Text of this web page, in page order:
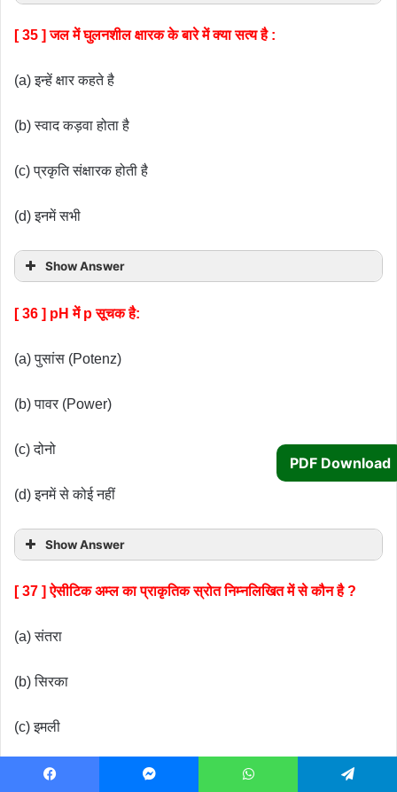
[ 35 ] जल में घुलनशील क्षारक के बारे में क्या सत्य है :
(a) इन्हें क्षार कहते है
(b) स्वाद कड़वा होता है
(c) प्रकृति संक्षारक होती है
(d) इनमें सभी
Show Answer
[ 36 ] pH में p सूचक है:
(a) पुसांस (Potenz)
(b) पावर (Power)
(c) दोनो
(d) इनमें से कोई नहीं
Show Answer
[ 37 ] ऐसीटिक अम्ल का प्राकृतिक स्रोत निम्नलिखित में से कौन है ?
(a) संतरा
(b) सिरका
(c) इमली
(d) टमाटर
PDF Download